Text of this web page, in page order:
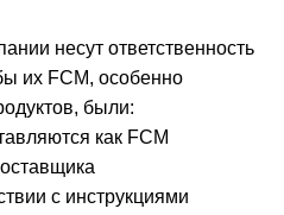
несут ответственность
их FCM, особенно
были:
как FCM
с инструкциями